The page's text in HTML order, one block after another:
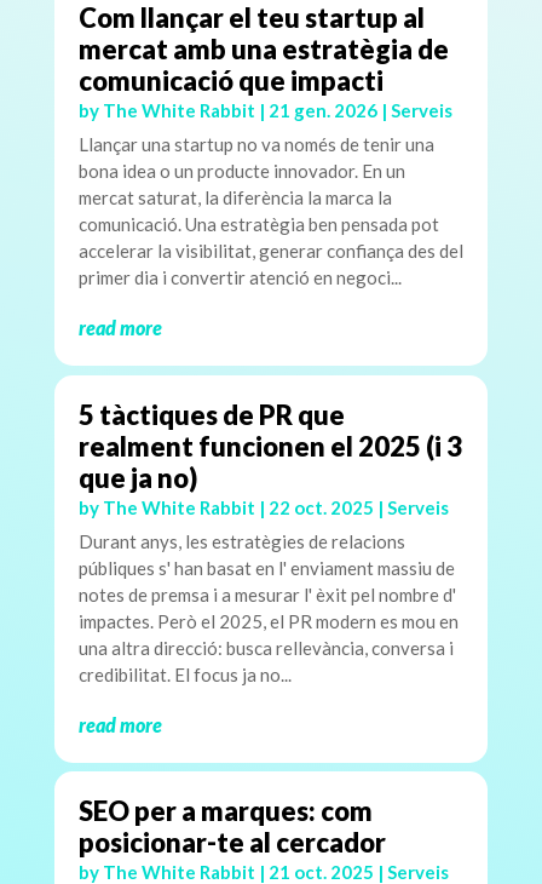
Com llançar el teu startup al
mercat amb una estratègia de
comunicació que impacti
by The White Rabbit | 21 gen. 2026| Serveis
Llançar una startup no va només de tenir una
bona idea o un producte innovador. En un
mercat saturat, la diferència la marca la
comunicació. Una estratègia ben pensada pot
accelerar la visibilitat, generar confiança des del
primer dia i convertir atenció en negoci...
read more
5 tàctiques de PR que
realment funcionen el 2025 (i 3
que ja no)
by The White Rabbit | 22 oct. 2025 | Serveis
Durant anys, les estratègies de relacions
públiques s' han basat en l' enviament massiu de
notes de premsa i a mesurar l' èxit pel nombre d'
impactes. Però el 2025, el PR modern es mou en
una altra direcció: busca rellevància, conversa i
credibilitat. El focus ja no...
read more
SEO per a marques: com
posicionar-te al cercador
by The White Rabbit | 21 oct. 2025 | Serveis